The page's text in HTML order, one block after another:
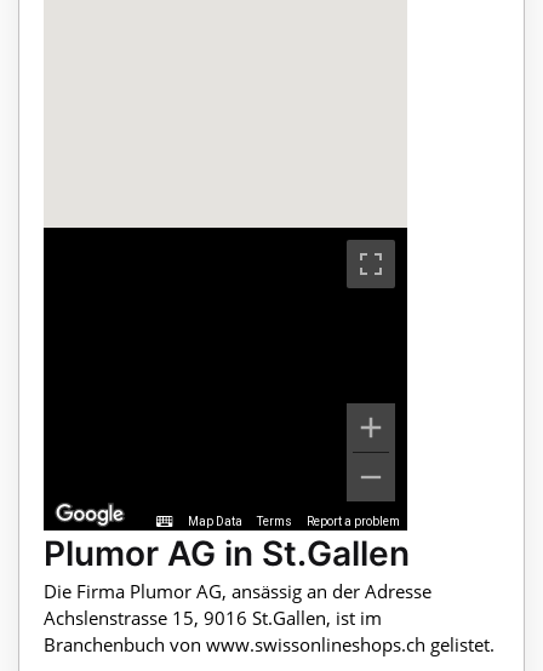
Map Data Terms Report a problem
Plumor AG in St.Gallen
Die Firma Plumor AG, ansässig an der Adresse
Achslenstrasse 15, 9016 St.Gallen, ist im
Branchenbuch von www.swissonlineshops.ch gelistet.